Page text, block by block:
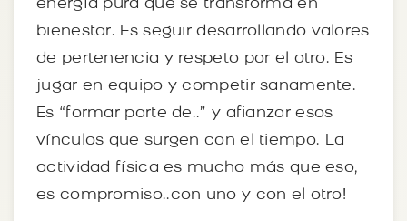
energía pura que se transforma en
bienestar. Es seguir desarrollando valores
de pertenencia y respeto por el otro. Es
jugar en equipo y competir sanamente.
Es “formar parte de..” y afianzar esos
vínculos que surgen con el tiempo. La
actividad física es mucho más que eso,
es compromiso..con uno y con el otro!